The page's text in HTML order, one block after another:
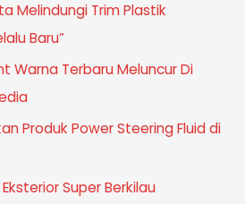
Melindungi Trim Plastik
Baru”
Warna Terbaru Meluncur Di
Produk Power Steering Fluid di
Super Berkilau